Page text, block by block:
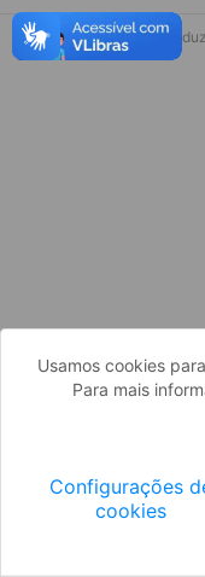
Desculpe,
* Esses idiomas serão
terceiros.
Usamos cookies
Para mais
Configurações
cookies